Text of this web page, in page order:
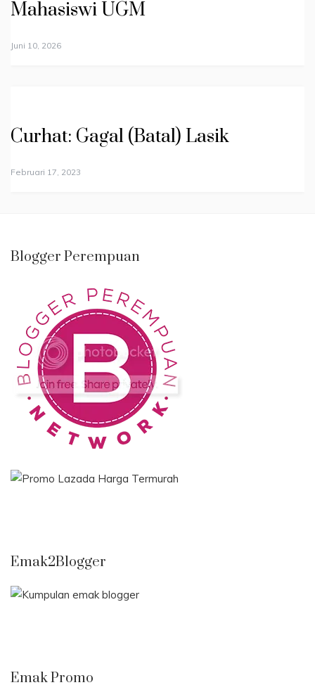
Mahasiswi UGM
Juni 10, 2026
Curhat: Gagal (Batal) Lasik
Februari 17, 2023
Blogger Perempuan
Emak2Blogger
Emak Promo